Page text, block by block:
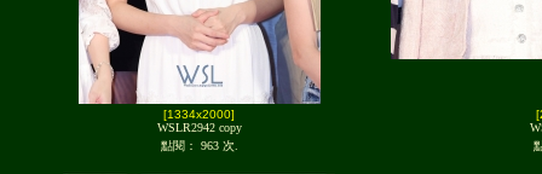
[1334x2000]
WSLR2942 copy
點閱： 963 次.